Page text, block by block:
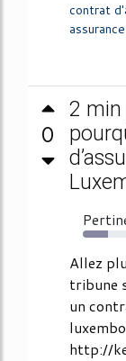
contrat
0
2
40%
Allez
tribune
un
http://